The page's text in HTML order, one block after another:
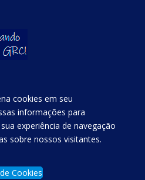
cookies em seu
informações para
experiência de navegação
sobre nossos visitantes.
Cookies